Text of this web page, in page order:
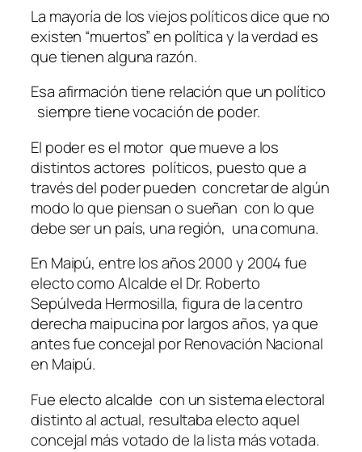
La mayoría de los viejos políticos dice que no
existen “muertos” en política y la verdad es
que tienen alguna razón.
Esa afirmación tiene relación que un político
siempre tiene vocación de poder.
El poder es el motor que mueve a los
distintos actores políticos, puesto que a
través del poder pueden concretar de algún
modo lo que piensan o sueñan con lo que
debe ser un país, una región, una comuna.
En Maipú, entre los años 2000 y 2004 fue
electo como Alcalde el Dr. Roberto
Sepúlveda Hermosilla, figura de la centro
derecha maipucina por largos años, ya que
antes fue concejal por Renovación Nacional
en Maipú.
Fue electo alcalde con un sistema electoral
distinto al actual, resultaba electo aquel
concejal más votado de la lista más votada.